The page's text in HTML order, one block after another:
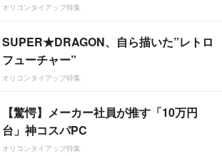
オリコンタイアップ特集
SUPER★DRAGON、自ら描いた”レトロ
フューチャー”
オリコンタイアップ特集
【驚愕】メーカー社員が推す「10万円
台」神コスパPC
オリコンタイアップ特集